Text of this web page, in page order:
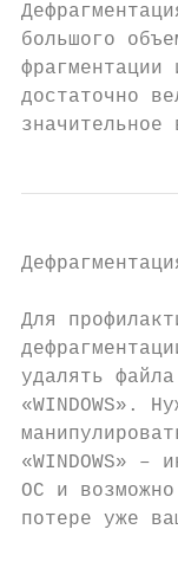
большого
фрагментации
достаточно
значительное
Для
удалять
«WINDOWS».
«WINDOWS»
ОС и
потере уже